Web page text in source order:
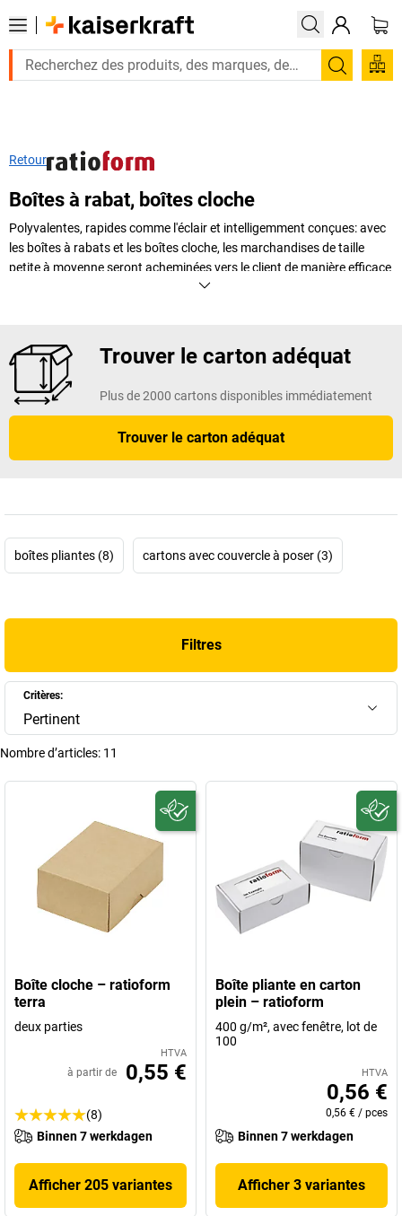
Retour
Boîtes à rabat, boîtes cloche
Polyvalentes, rapides comme l'éclair et intelligemment conçues: avec
les boîtes à rabats et les boîtes cloche, les marchandises de taille
petite à moyenne seront acheminées vers le client de manière efficace
et sûre. Des procédures logistiques efficaces permettent
hauteur et donc adaptée à diverses marchandises. Ne passez pas à
côté de ces produits aussi astucieux que polyvalents.
+Afficher plus
Trouver le carton adéquat
Plus de 2000 cartons disponibles immédiatement
Trouver le carton adéquat
boîtes pliantes (8) cartons avec couvercle à poser (3)
Filtres
Critères:
Pertinent
Nombre d’articles: 11
Boîte cloche – ratioform
terra
deux parties
HTVA
à partir de 0,55 €
(8)
Binnen 7 werkdagen
Afficher 205 variantes
Boîte pliante en carton
plein – ratioform
400 g/m², avec fenêtre, lot de
100
HTVA
0,56 €
0,56 € / pces
Binnen 7 werkdagen
Afficher 3 variantes